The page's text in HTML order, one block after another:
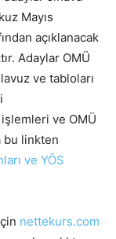
Mayıs
açıklanacak
Adaylar OMÜ
ve tabloları
ve OMÜ
bu linkten
ve YÖS
nettekurs.com